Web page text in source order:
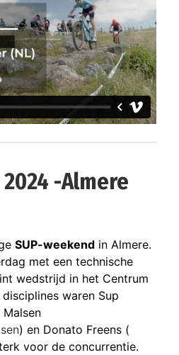
-Almere
SUP-weekend in Almere.
met een technische
wedstrijd in het Centrum
waren Sup
Malsen
) en Donato Freens (
voor de concurrentie.